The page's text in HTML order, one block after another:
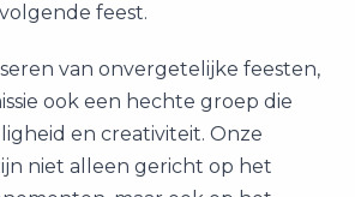
feest.
van onvergetelijke feesten,
ook een hechte groep die
en creativiteit. Onze
niet alleen gericht op het